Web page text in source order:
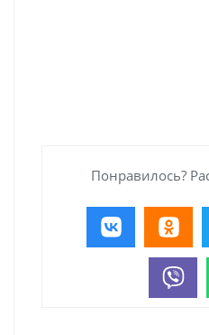
Понравилось?